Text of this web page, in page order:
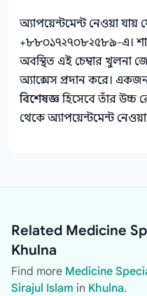
অ্যাপয়েন্টমেন্ট নেওয়া যায়
+৮৮০১৭২৭০৮২৫৮৯-এ।
অবস্থিত এই চেম্বার খুলনা
অ্যাক্সেস প্রদান করে। একজন
বিশেষজ্ঞহিসেবে তাঁর উচ্চ
থেকে অ্যাপয়েন্টমেন্ট
Related Medicine
Khulna
Find more Medicine
Sirajul Islam in Khulna.